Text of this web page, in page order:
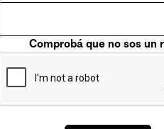
Comprobá que no sos un